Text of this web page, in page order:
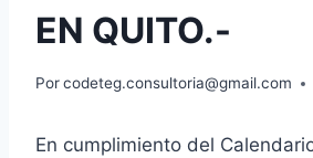
EN QUITO.-
Porcodeteg.consultoria@gmail.com
En cumplimiento del